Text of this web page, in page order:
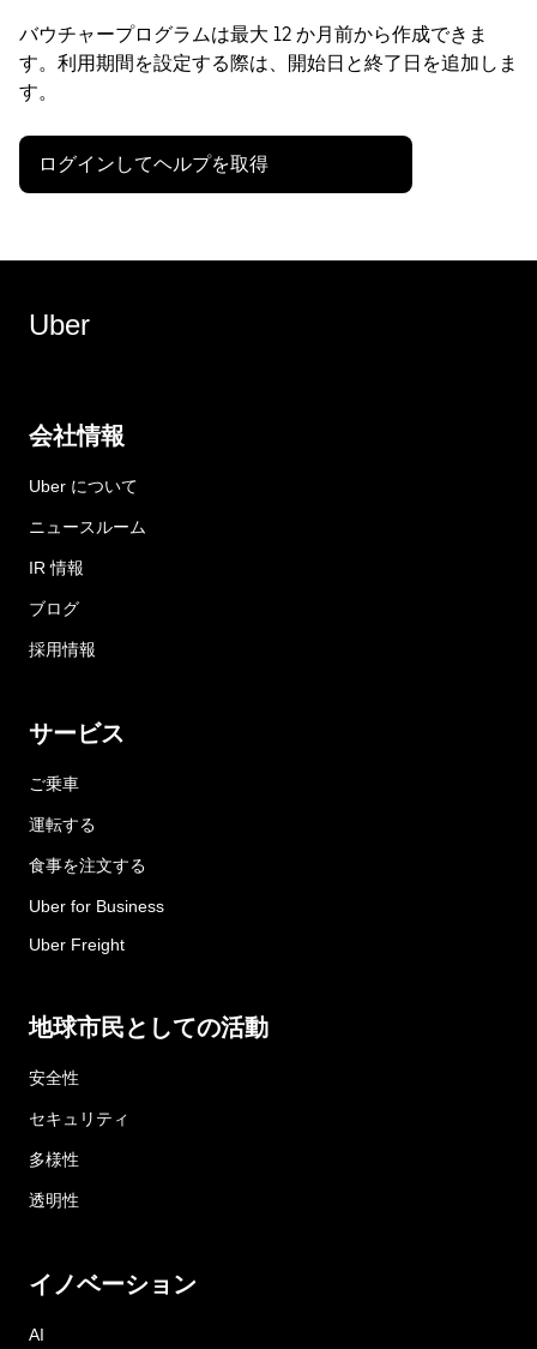
バウチャープログラムは最大 12 か月前から作成できま
す。利用期間を設定する際は、開始日と終了日を追加しま
す。
ログインしてヘルプを取得
Uber
会社情報
Uber について
ニュースルーム
IR 情報
ブログ
採用情報
サービス
ご乗車
運転する
食事を注文する
Uber for Business
Uber Freight
地球市民としての活動
安全性
セキュリティ
多様性
透明性
イノベーション
AI